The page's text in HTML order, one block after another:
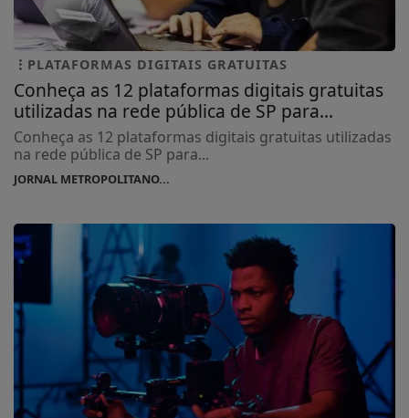
PLATAFORMAS DIGITAIS GRATUITAS
Conheça as 12 plataformas digitais gratuitas
utilizadas na rede pública de SP para...
Conheça as 12 plataformas digitais gratuitas utilizadas
na rede pública de SP para...
JORNAL METROPOLITANO...